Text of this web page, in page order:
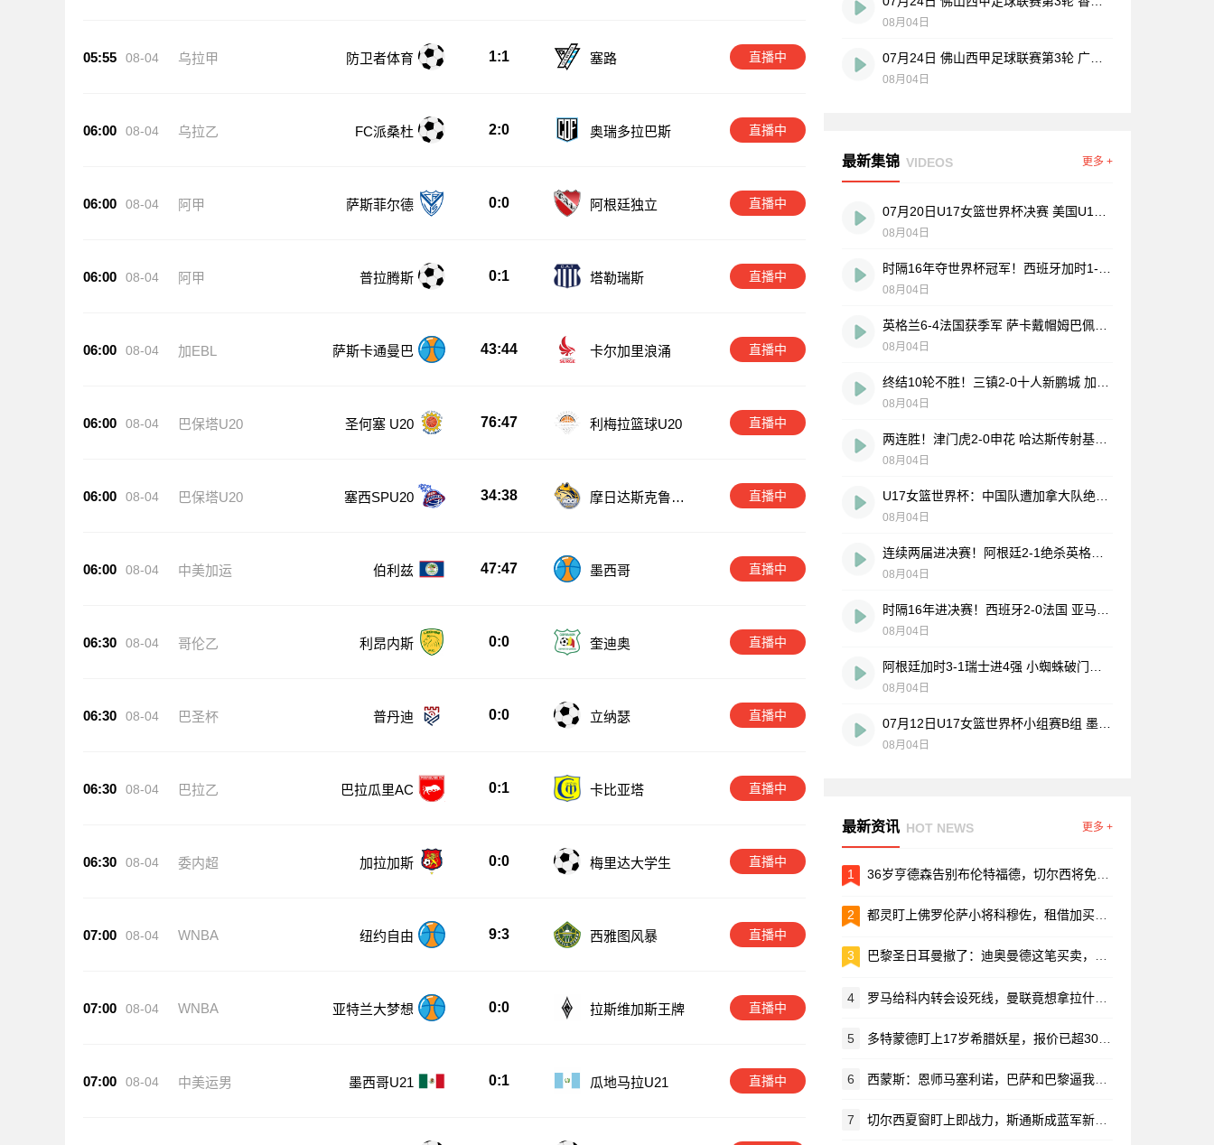
05:55 08-04 乌拉甲 防卫者体育 1:1 塞路 直播中
06:00 08-04 乌拉乙 FC派桑杜 2:0 奥瑞多拉巴斯 直播中
06:00 08-04 阿甲 萨斯菲尔德 0:0 阿根廷独立 直播中
06:00 08-04 阿甲 普拉腾斯 0:1 塔勒瑞斯 直播中
06:00 08-04 加EBL 萨斯卡通曼巴 43:44 卡尔加里浪涌 直播中
06:00 08-04 巴保塔U20 圣何塞 U20 76:47 利梅拉篮球U20 直播中
06:00 08-04 巴保塔U20 塞西SPU20 34:38
摩日达斯克鲁济
直播中
06:00 08-04 中美加运 伯利兹 47:47 墨西哥 直播中
06:30 08-04 哥伦乙 利昂内斯 0:0 奎迪奥 直播中
06:30 08-04 巴圣杯 普丹迪 0:0 立纳瑟 直播中
06:30 08-04 巴拉乙 巴拉瓜里AC 0:1 卡比亚塔 直播中
06:30 08-04 委内超 加拉加斯 0:0 梅里达大学生 直播中
07:00 08-04 WNBA 纽约自由 9:3 西雅图风暴 直播中
07:00 08-04 WNBA 亚特兰大梦想 0:0 拉斯维加斯王牌 直播中
07:00 08-04 中美运男 墨西哥U21 0:1 瓜地马拉U21 直播中
08月04日
08月04日
最新集锦 VIDEOS 更多 +
08月04日
08月04日
08月04日
08月04日
08月04日
08月04日
08月04日
08月04日
08月04日
08月04日
最新资讯 HOT NEWS 更多 +
1 36岁亨德森告别布伦特福德，切尔西将免费签下这位前利物浦队长
2 都灵盯上佛罗伦萨小将科穆佐，租借加买断谈判进入倒计时
3 巴黎圣日耳曼撤了：迪奥曼德这笔买卖，他们觉得“太离谱”
4 罗马给科内转会设死线，曼联竟想拿拉什福德换？对方直接摆手：养不起！
5 多特蒙德盯上17岁希腊妖星，报价已超3000万欧
6 西蒙斯：恩师马塞利诺，巴萨和巴黎逼我长大
7 切尔西夏窗盯上即战力，斯通斯成蓝军新目标？